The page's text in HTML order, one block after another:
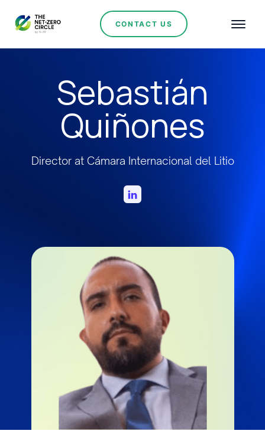
CONTACT US
Sebastián
Quiñones
Director at Cámara Internacional del Litio